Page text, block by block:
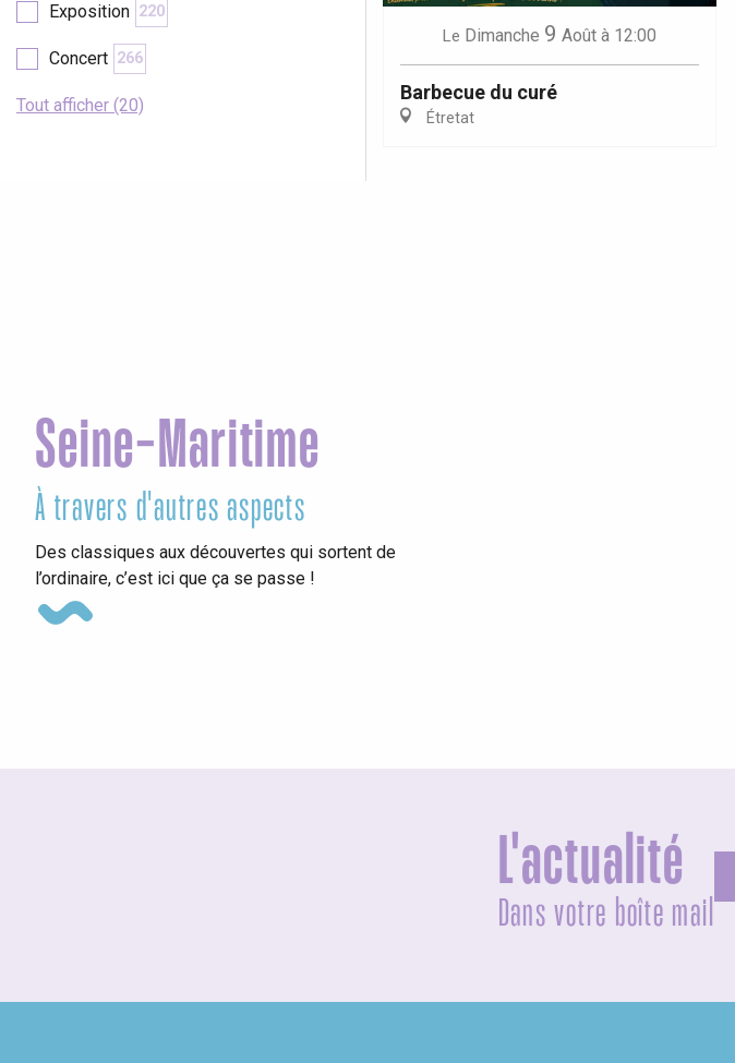
Exposition 220
Concert 266
Tout afficher (20)
Le Dimanche 9 Août à 12:00
Barbecue du curé
Étretat
Seine-Maritime
À travers d'autres aspects
Des classiques aux découvertes qui sortent de
l’ordinaire, c’est ici que ça se passe !
L'actualité
Dans votre boîte mail